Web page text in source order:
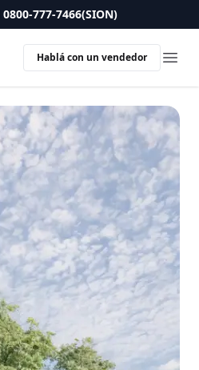
0800-777-7466(SION)
Hablá con un vendedor